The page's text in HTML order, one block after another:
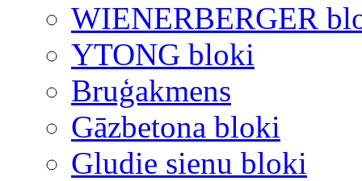
WIENERBERGER
YTONG bloki
Bruģakmens
Gāzbetona bloki
Gludie sienu bloki